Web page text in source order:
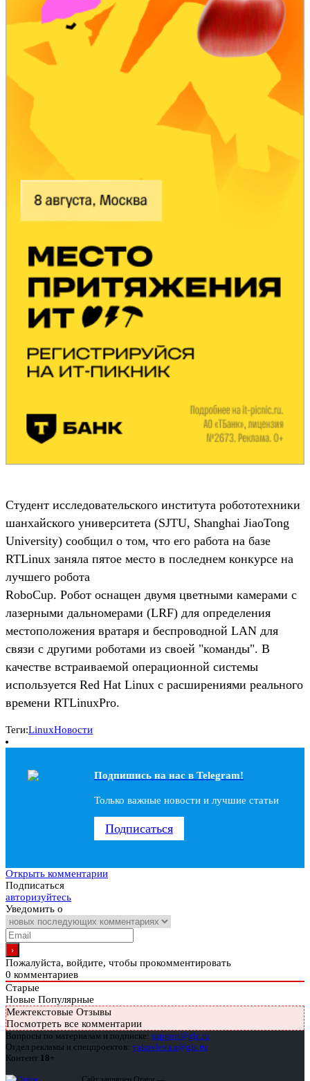
Студент исследовательского института робототехники
шанхайского университета (SJTU, Shanghai JiaoTong
University) сообщил о том, что его работа на базе
RTLinux заняла пятое место в последнем конкурсе на
лучшего робота
RoboCup. Робот оснащен двумя цветными камерами с
лазерными дальномерами (LRF) для определения
местоположения вратаря и беспроводной LAN для
связи с другими роботами из своей "команды". В
качестве встраиваемой операционной системы
используется Red Hat Linux с расширениями реального
времени RTLinuxPro.
Теги:LinuxНовости
Подпишись на наc в Telegram!
Только важные новости и лучшие статьи
Подписаться
Открыть комментарии
Подписаться
авторизуйтесь
Уведомить о
Пожалуйста, войдите, чтобы прокомментировать
0 комментариев
Старые
Новые Популярные
Межтекстовые Отзывы
Посмотреть все комментарии
Вопросы по материалам и подписке: support@glc.ru
Отдел рекламы и спецпроектов: yakovleva.a@glc.ru
Контент 18+